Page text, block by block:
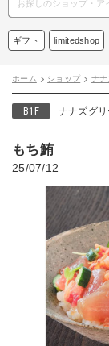
ギフト limitedshop
ホーム ショップ ナナ
B1F ナナズグ
もち鮪
25/07/12